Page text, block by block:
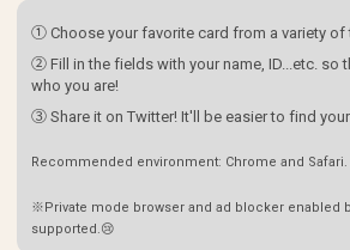
① Choose your favorite card from a variety of
② Fill in the fields with your name, ID...etc. so
who you are!
③ Share it on Twitter! It'll be easier to find
Recommended environment: Chrome and Safari.
※Private mode browser and ad blocker enabled
supported.😢